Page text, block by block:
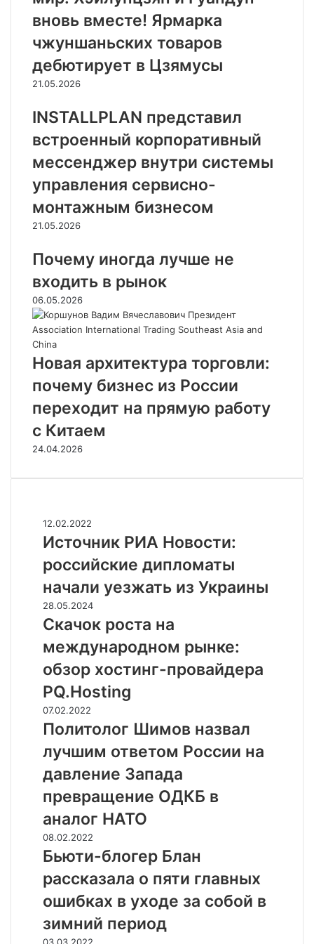
вновь вместе! Ярмарка
чжуншаньских товаров
дебютирует в Цзямусы
21.05.2026
INSTALLPLAN представил
встроенный корпоративный
мессенджер внутри системы
управления сервисно-
монтажным бизнесом
21.05.2026
Почему иногда лучше не
входить в рынок
06.05.2026
Новая архитектура торговли:
почему бизнес из России
переходит на прямую работу
с Китаем
24.04.2026
И
с
о
ч
и
к
Р
И
А
Н
о
в
т
и
р
о
с
с
и
й
к
и
е
12.02.2022
Источник РИА Новости:
российские дипломаты
начали уезжать из Украины
С
к
ч
о
к
р
о
с
т
а
а
м
ж
д
у
а
р
д
28.05.2024
Скачок роста на
международном рынке:
обзор хостинг-провайдера
PQ.Hosting
П
о
и
т
о
л
о
г
Ш
и
о
в
а
07.02.2022
Политолог Шимов назвал
лучшим ответом России на
давление Запада
превращение ОДКБ в
аналог НАТО
Б
ь
т
и
б
л
08.02.2022
Бьюти-блогер Блан
рассказала о пяти главных
ошибках в уходе за собой в
зимний период